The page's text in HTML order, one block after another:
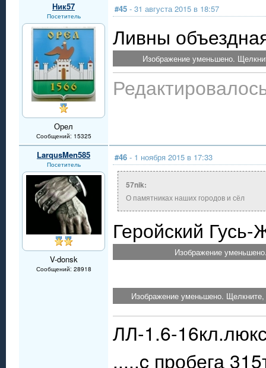
Ник57
Посетитель
Орел
Сообщений: 15325
#45 - 31 августа 2015 в 18:57
Ливны
Изображение уменьшено.
LarqusMen585
Посетитель
V-donsk
Сообщений: 28918
#46 - 1 ноября 2015 в 17:33
57nik:
О памятниках наших городов и сёл
Геройский
Изображение
Изображение уменьшено. Щелкните,
ЛЛ-1.6-
.....c пробега